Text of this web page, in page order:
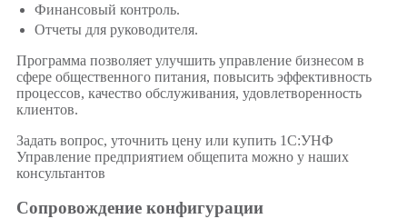
Финансовый контроль.
Отчеты для руководителя.
Программа позволяет улучшить управление бизнесом в
сфере общественного питания, повысить эффективность
процессов, качество обслуживания, удовлетворенность
клиентов.
Задать вопрос, уточнить цену или купить 1С:УНФ
Управление предприятием общепита можно у наших
консультантов
Сопровождение конфигурации